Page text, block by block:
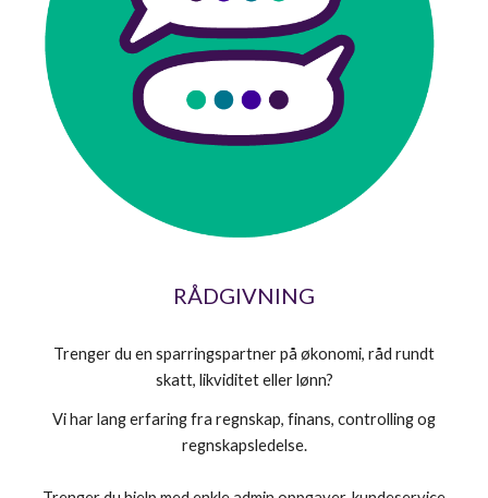
RÅDGIVNING
Trenger du en sparringspartner på økonomi, råd rundt
skatt, likviditet eller lønn?
Vi har lang erfaring fra regnskap, finans, controlling og
regnskapsledelse.